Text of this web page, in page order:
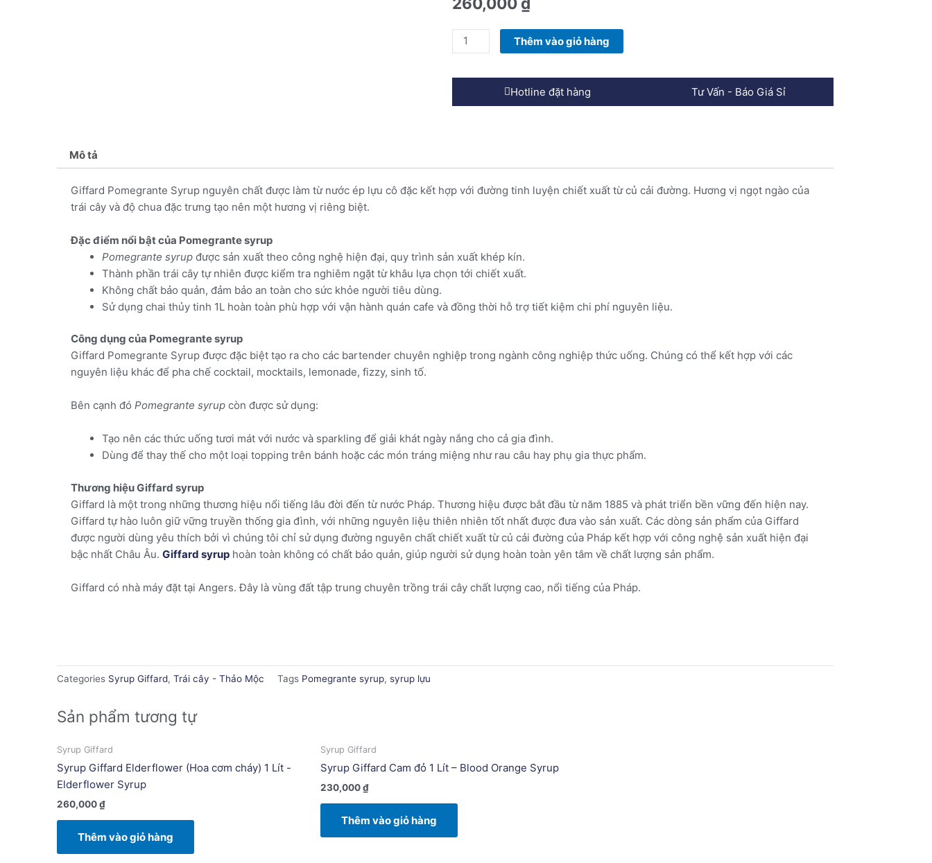
Syrup
Giffard
số
lượng
Thêm vào giỏ hàng
Hotline đặt hàng Tư Vấn - Báo Giá Sỉ
Mô tả
Giffard Pomegrante Syrup nguyên chất được làm từ nước ép lựu cô đặc kết hợp với đường tinh luyện chiết xuất từ củ cải đường. Hương vị ngọt ngào của
trái cây và độ chua đặc trưng tạo nên một hương vị riêng biệt.
Đặc điểm nổi bật của Pomegrante syrup
Pomegrante syrup được sản xuất theo công nghệ hiện đại, quy trình sản xuất khép kín.
Thành phần trái cây tự nhiên được kiểm tra nghiêm ngặt từ khâu lựa chọn tới chiết xuất.
Không chất bảo quản, đảm bảo an toàn cho sức khỏe người tiêu dùng.
Sử dụng chai thủy tinh 1L hoàn toàn phù hợp với vận hành quán cafe và đồng thời hỗ trợ tiết kiệm chi phí nguyên liệu.
Công dụng của Pomegrante syrup
Giffard Pomegrante Syrup được đặc biệt tạo ra cho các bartender chuyên nghiệp trong ngành công nghiệp thức uống. Chúng có thể kết hợp với các
nguyên liệu khác để pha chế cocktail, mocktails, lemonade, fizzy, sinh tố.
Bên cạnh đó Pomegrante syrup còn được sử dụng:
Tạo nên các thức uống tươi mát với nước và sparkling để giải khát ngày nắng cho cả gia đình.
Dùng để thay thế cho một loại topping trên bánh hoặc các món tráng miệng như rau câu hay phụ gia thực phẩm.
Thương hiệu Giffard syrup
Giffard là một trong những thương hiệu nổi tiếng lâu đời đến từ nước Pháp. Thương hiệu được bắt đầu từ năm 1885 và phát triển bền vững đến hiện nay.
Giffard tự hào luôn giữ vững truyền thống gia đình, với những nguyên liệu thiên nhiên tốt nhất được đưa vào sản xuất. Các dòng sản phẩm của Giffard
được người dùng yêu thích bởi vì chúng tôi chỉ sử dụng đường nguyên chất chiết xuất từ củ cải đường của Pháp kết hợp với công nghệ sản xuất hiện đại
bậc nhất Châu Âu. Giffard syrup hoàn toàn không có chất bảo quản, giúp người sử dụng hoàn toàn yên tâm về chất lượng sản phẩm.
Giffard có nhà máy đặt tại Angers. Đây là vùng đất tập trung chuyên trồng trái cây chất lượng cao, nổi tiếng của Pháp.
Categories Syrup Giffard, Trái cây - Thảo Mộc Tags Pomegrante syrup, syrup lựu
Sản phẩm tương tự
Syrup Giffard
Syrup Giffard Elderflower (Hoa cơm cháy) 1 Lít -
Elderflower Syrup
260,000₫
Thêm vào giỏ hàng
Syrup Giffard
Syrup Giffard Cam đỏ 1 Lít – Blood Orange Syrup
230,000₫
Thêm vào giỏ hàng